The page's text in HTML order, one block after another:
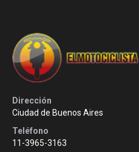
Dirección
Ciudad de Buenos Aires
Teléfono
11-3965-3163